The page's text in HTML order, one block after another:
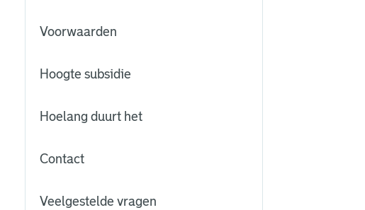
Voorwaarden
Hoogte subsidie
Hoelang duurt het
Contact
Veelgestelde vragen